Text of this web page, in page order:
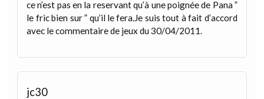
ce n’est pas en la reservant qu’à une poignée de Pana ”
le fric bien sur ” qu’il le fera.Je suis tout à fait d’accord
avec le commentaire de jeux du 30/04/2011.
jc30